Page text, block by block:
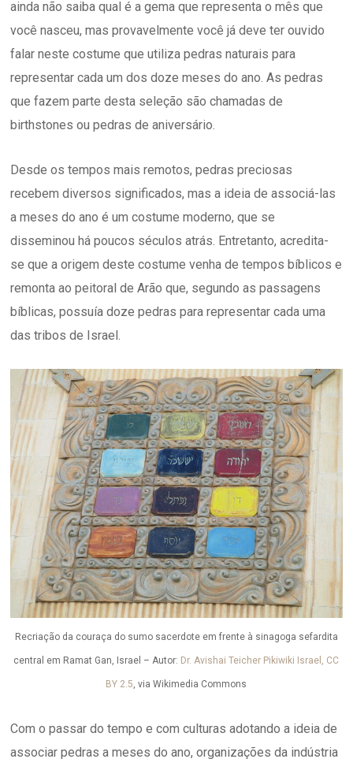
ainda não saiba qual é a gema que representa o mês que
você nasceu, mas provavelmente você já deve ter ouvido
falar neste costume que utiliza pedras naturais para
representar cada um dos doze meses do ano. As pedras
que fazem parte desta seleção são chamadas de
birthstones ou pedras de aniversário.
Desde os tempos mais remotos, pedras preciosas
recebem diversos significados, mas a ideia de associá-las
a meses do ano é um costume moderno, que se
disseminou há poucos séculos atrás. Entretanto, acredita-
se que a origem deste costume venha de tempos bíblicos e
remonta ao peitoral de Arão que, segundo as passagens
bíblicas, possuía doze pedras para representar cada uma
das tribos de Israel.
Recriação da couraça do sumo sacerdote em frente à sinagoga sefardita
central em Ramat Gan, Israel – Autor: Dr. Avishai Teicher Pikiwiki Israel, CC
BY 2.5, via Wikimedia Commons
Com o passar do tempo e com culturas adotando a ideia de
associar pedras a meses do ano, organizações da indústria